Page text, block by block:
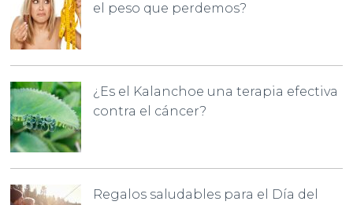
el peso que perdemos?
¿Es el Kalanchoe una terapia efectiva
contra el cáncer?
Regalos saludables para el Día del